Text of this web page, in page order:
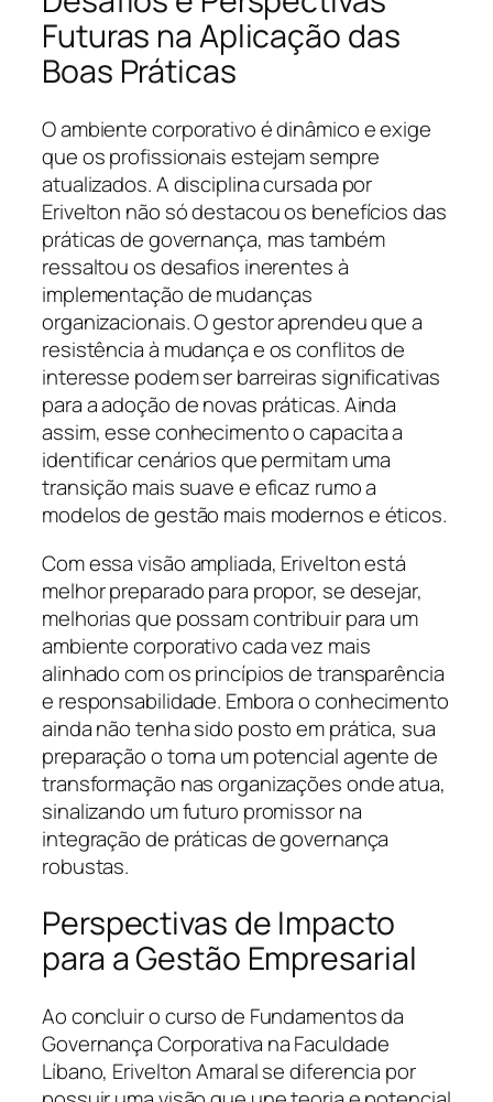
Futuras na Aplicação das
Boas Práticas
O ambiente corporativo é dinâmico e exige
que os profissionais estejam sempre
atualizados. A disciplina cursada por
Erivelton não só destacou os benefícios das
práticas de governança, mas também
ressaltou os desafios inerentes à
implementação de mudanças
organizacionais. O gestor aprendeu que a
resistência à mudança e os conflitos de
interesse podem ser barreiras significativas
para a adoção de novas práticas. Ainda
assim, esse conhecimento o capacita a
identificar cenários que permitam uma
transição mais suave e eficaz rumo a
modelos de gestão mais modernos e éticos.
Com essa visão ampliada, Erivelton está
melhor preparado para propor, se desejar,
melhorias que possam contribuir para um
ambiente corporativo cada vez mais
alinhado com os princípios de transparência
e responsabilidade. Embora o conhecimento
ainda não tenha sido posto em prática, sua
preparação o torna um potencial agente de
transformação nas organizações onde atua,
sinalizando um futuro promissor na
integração de práticas de governança
robustas.
Perspectivas de Impacto
para a Gestão Empresarial
Ao concluir o curso de Fundamentos da
Governança Corporativa na Faculdade
Líbano, Erivelton Amaral se diferencia por